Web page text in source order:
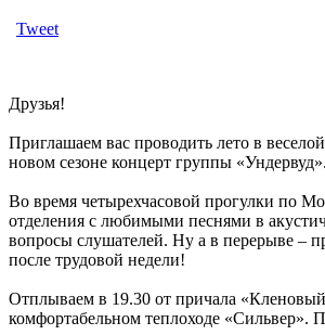
Tweet
Друзья!
Приглашаем вас проводить лето в
новом сезоне концерт группы «Ундервуд».
Во время четырехчасовой прогулки по
отделения с любимыми песнями в
вопросы слушателей. Ну а в перерыве –
после трудовой недели!
Отплываем в 19.30 от причала «Кленовый
комфортабельном теплоходе «Сильвер».